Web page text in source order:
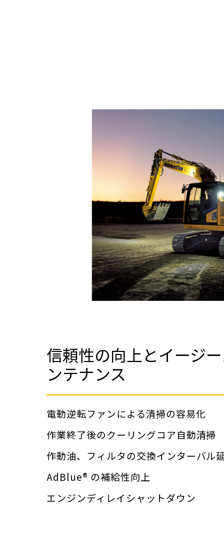
信頼性の向上とイージ
ンテナンス
電動逆転ファンによる清掃の容易化
作業終了後のクーリングコア自動清掃
作動油、フィルタの交換インターバル
AdBlue® の補給性向上
エンジンディレイシャットダウン